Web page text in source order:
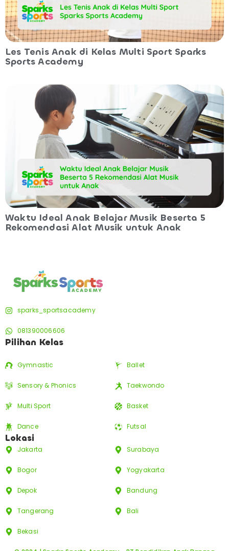
Les Tenis Anak di Kelas Multi Sport Sparks
Sports Academy
Waktu Ideal Anak Belajar Musik Beserta 5
Rekomendasi Alat Musik untuk Anak
sparks_sportsacademy
081390006606
Pilihan Kelas
Gymnastic
Sensory & Phonics
Multi Sport
Dance
Ballet
Taekwondo
Basket
Futsal
Lokasi
Jakarta
Bogor
Depok
Tangerang
Bekasi
Surabaya
Yogyakarta
Bandung
Bali